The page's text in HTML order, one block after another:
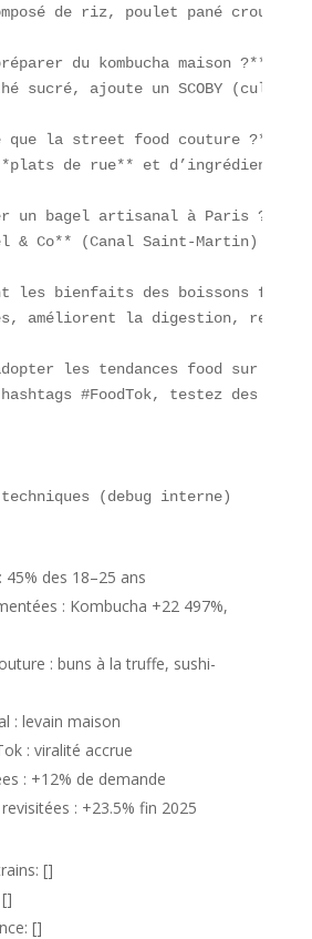
de riz, poulet pané
du kombucha maison ?**
sucré, ajoute un SCOBY
que la street food couture ?**
de rue** et d’ingrédients
un bagel artisanal à Paris ?**
& Co** (Canal Saint-Martin) ou
les bienfaits des boissons
améliorent la digestion,
adopter les tendances food sur
#FoodTok, testez des
des 18–25 ans
: Kombucha +22 497%,
: buns à la truffe, sushi-
: levain maison
: viralité accrue
: +12% de demande
: +23.5% fin 2025
[]
[]